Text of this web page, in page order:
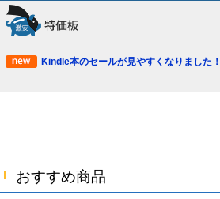
Kindle本のセールが見やすくなりました！
おすすめ商品